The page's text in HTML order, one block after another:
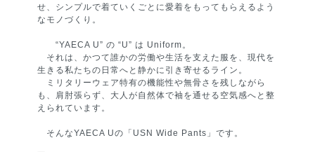
せ、シンプルで着ていくごとに愛着をもってもらえるよう
なモノづくり。
“YAECA U” の “U” は Uniform。
それは、かつて誰かの労働や生活を支えた服を、現代を
生きる私たちの日常へと静かに引き寄せるライン。
ミリタリーウェア特有の機能性や無骨さを残しながら
も、肩肘張らず、大人が自然体で袖を通せる空気感へと整
えられています。
そんなYAECA Uの「USN Wide Pants」です。